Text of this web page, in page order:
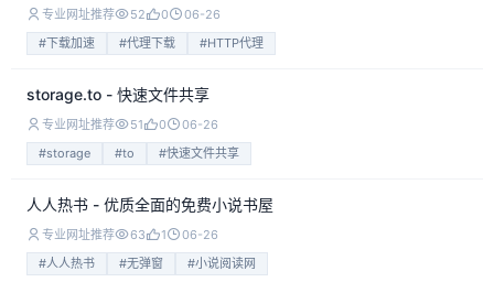
专业网址推荐 52 0
06-26
#下载加速
#代理下载 #HTTP代理
storage.to - 快速文件共享
专业网址推荐 51 0
06-26
#storage
#to #快速文件共享
人人热书 - 优质全面的免费小说书屋
专业网址推荐 63 1
06-26
#人人热书
#无弹窗 #小说阅读网